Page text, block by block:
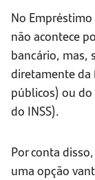
No
não acontece
bancário, mas,
diretamente da
públicos) ou
do INSS).
Por conta
uma opção